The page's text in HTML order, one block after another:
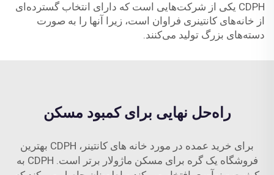
CDPH یکی از شرکت‌هایی است که دارای انتخاب گسترده‌ای
از خانه‌های کانتینری فراوان است، زیرا آنها را به صورت
دسته‌های بزرگ تولید می‌کنند.
راه‌حل نهایی برای کمبود مسکن
برای خرید عمده در مورد خانه های کانتینر، CDPH بهترین
فروشگاه یک گره برای مسکن ماژولار برتر است. CDPH به